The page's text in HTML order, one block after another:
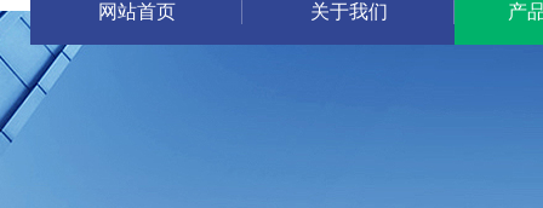
网站首页 关于我们 产